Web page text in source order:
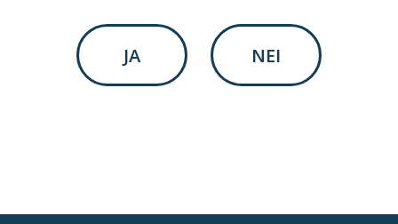
e
JA NEI